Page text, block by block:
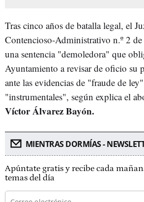
Tras cinco años de batalla legal, el
Contencioso-Administrativo n.º 2
una sentencia "demoledora" que
Ayuntamiento a revisar de oficio su
ante las evidencias de "fraude de
"instrumentales", según explica el
Víctor Álvarez Bayón.
MIENTRAS DORMÍAS -
Apúntate gratis y recibe cada
temas del día